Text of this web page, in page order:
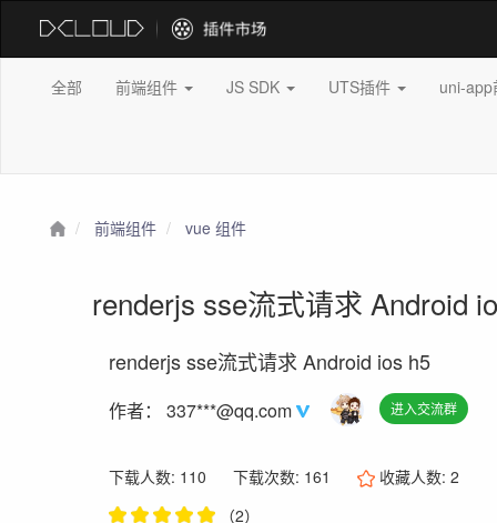
全部 前端组件 JS SDK UTS插件 uni-
前端组件 vue 组件
renderjs sse流式请求 Android
renderjs sse流式请求 Android ios h5
作者：337***@qq.com 进入交流群
下载人数: 110 下载次数: 161 收藏人数:2
（2）